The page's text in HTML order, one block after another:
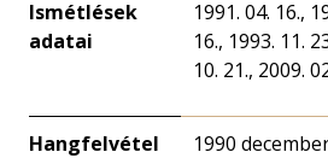
Ismétlések
adatai
1991. 04. 16.,
16., 1993. 11.
10. 21., 2009.
Hangfelvétel
1990